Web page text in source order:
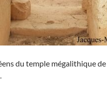
du temple mégalithique